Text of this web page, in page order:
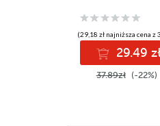
(29,18 zł najniższa cena z
29.49
37.89zł (-22%)